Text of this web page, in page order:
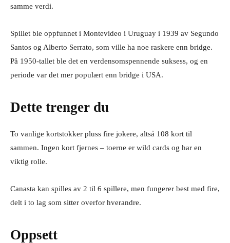
samme verdi.
Spillet ble oppfunnet i Montevideo i Uruguay i 1939 av Segundo
Santos og Alberto Serrato, som ville ha noe raskere enn bridge.
På 1950-tallet ble det en verdensomspennende suksess, og en
periode var det mer populært enn bridge i USA.
Dette trenger du
To vanlige kortstokker pluss fire jokere, altså 108 kort til
sammen. Ingen kort fjernes – toerne er wild cards og har en
viktig rolle.
Canasta kan spilles av 2 til 6 spillere, men fungerer best med fire,
delt i to lag som sitter overfor hverandre.
Oppsett